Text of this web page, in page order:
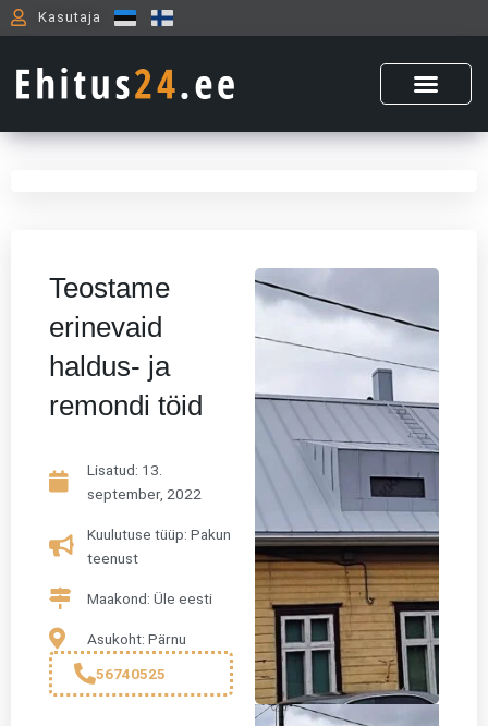
Skip
to
Kasutaja
Teostame
erinevaid
haldus- ja
remondi töid
Lisatud: 13.
september, 2022
Kuulutuse tüüp: Pakun
teenust
Maakond: Üle eesti
Asukoht: Pärnu
56740525